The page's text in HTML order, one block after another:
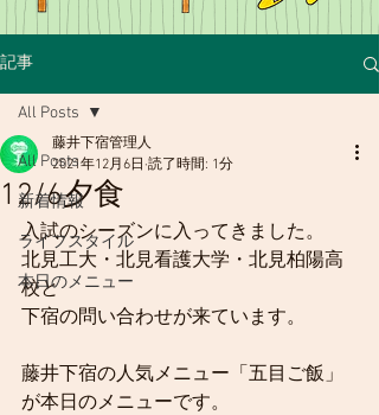
記事
All Posts
新着情報
ライフスタイル
本日のメニュー
All Posts
12/6夕食
藤井下宿管理人
2021年12月6日 読了時間: 1分
入試のシーズンに入ってきました。
北見工大・北見看護大学・北見柏陽高
校と
下宿の問い合わせが来ています。
藤井下宿の人気メニュー「五目ご飯」
が本日のメニューです。